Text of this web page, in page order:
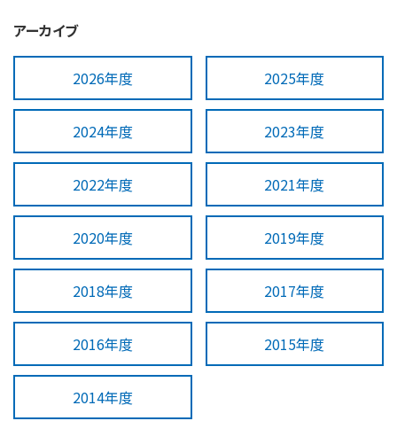
アーカイブ
2026年度 2025年度
2024年度 2023年度
2022年度 2021年度
2020年度 2019年度
2018年度 2017年度
2016年度 2015年度
2014年度